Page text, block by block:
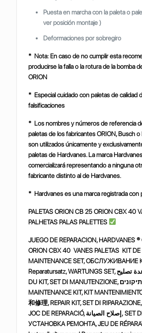
Puesta en marcha con la paleta o
ver posición montaje )
Deformaciones por sobregiro
* Nota: En caso de no cumplir esta
producirse la falla o la rotura de la bomba
ORION
* Especial cuidado con paletas de calidad
falsificaciones
* Los nombres y números de referencia
paletas de los fabricantes ORION, Busch
son utilizados únicamente y
paletas de Hardvanes. La marca
comercializará representando a ninguna
fabricante distinto al de Hardvanes.
* Hardvanes es una marca registrada con
PALETAS ORION CB 25 ORION CBX 40
PALHETAS PALAS PALETTES
JUEGO DE REPARACION, HARDVANES
ORION CBX 40 VANES PALETAS KIT DE
MAINTENANCE SET,ОБСЛУЖИВАНИЕ
Reparatursatz, WARTUNGS SET, تصليح
DU KIT, SET DI MANUTENZIONE, תיקונים
MAINTENANCE KIT, KIT
和修理, REPAIR KIT, SET DI
JOC DE REPARACIÓ,
إصلاح الصيانة
, SET
УСТАНОВКА РЕМОНТА, JEU DE